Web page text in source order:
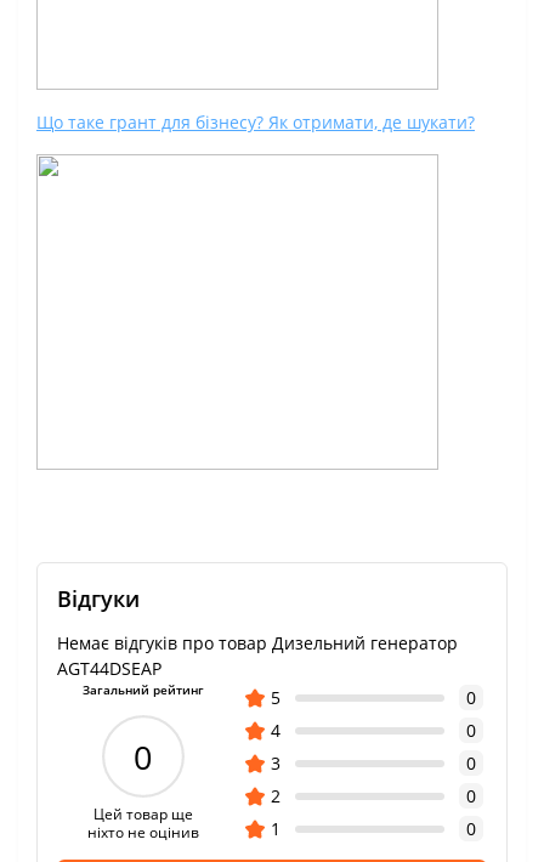
Що таке грант для бізнесу? Як отримати, де шукати?
Відгуки
Немає відгуків про товар Дизельний генератор
AGT44DSEAP
Загальний рейтинг
0
Цей товар ще
ніхто не оцінив
5
0
4
0
3
0
2
0
1
0